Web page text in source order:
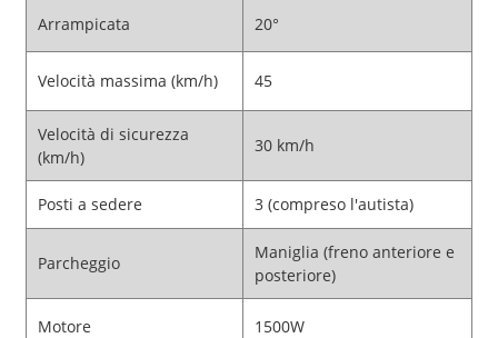
Arrampicata 20°
Velocità massima (km/h) 45
Velocità di sicurezza
(km/h)
30 km/h
Posti a sedere 3 (compreso l'autista)
Parcheggio
Maniglia (freno anteriore e
posteriore)
Motore 1500W